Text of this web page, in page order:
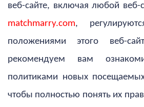
веб-сайте, включая любой веб-
matchmarry.com,
положениями этого веб-
рекомендуем вам
политиками новых
чтобы полностью понять их